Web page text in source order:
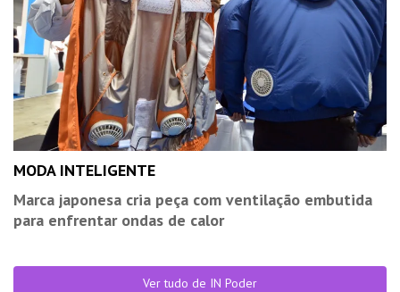
MODA INTELIGENTE
Marca japonesa cria peça com ventilação embutida
para enfrentar ondas de calor
Ver tudo de IN Poder